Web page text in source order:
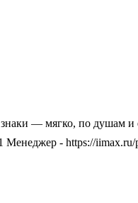
— мягко, по душам
Менеджер - https://